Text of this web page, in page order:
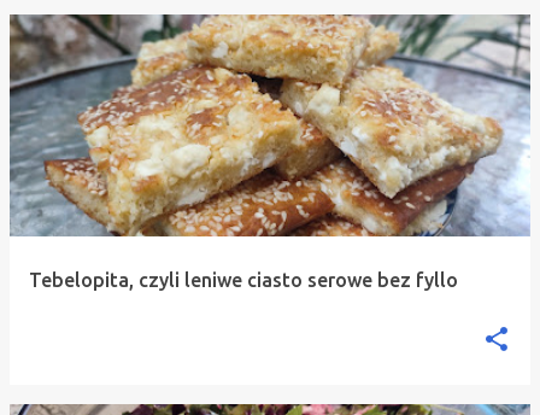
Tebelopita, czyli leniwe ciasto serowe bez fyllo